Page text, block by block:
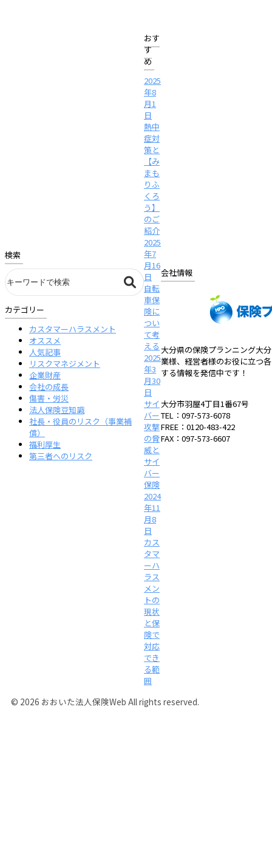
検索
カテゴリー
カスタマーハラスメント
オススメ
人気記事
リスクマネジメント
企業財産
会社の成長
傷害・労災
法人保険豆知識
社長・役員のリスク（事業補
償）
福利厚生
第三者へのリスク
おす
す
め
2025
年8
月1
日
熱中
症対
策と
【み
まも
りふ
くろ
う】
のご
紹介
2025
年7
月16
日
自転
車保
険に
つい
て考
える
2025
年3
月30
日
サイ
バー
攻撃
の脅
威と
サイ
バー
保険
2024
年11
月8
日
カス
タマ
ーハ
ラス
メン
トの
現状
と保
険で
対応
でき
る範
囲
会社情報
大分県の保険プランニング大
業様、経営者様のお役に立つ
する情報を発信中です！
大分市羽屋4丁目1番67号
TEL：097-573-6078
FREE：0120-483-422
FAX：097-573-6607
© 2026 おおいた法人保険Web All rights reserved.